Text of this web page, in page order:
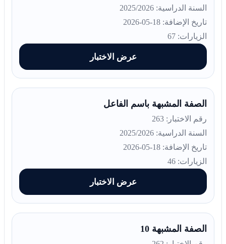
السنة الدراسية: 2025/2026
تاريخ الإضافة: 18-05-2026
الزيارات: 67
عرض الاختبار
الصفة المشبهة باسم الفاعل
رقم الاختبار: 263
السنة الدراسية: 2025/2026
تاريخ الإضافة: 18-05-2026
الزيارات: 46
عرض الاختبار
الصفة المشبهة 10